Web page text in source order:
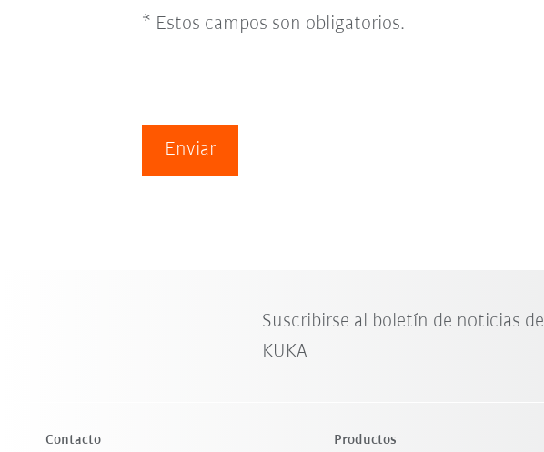
* Estos campos son obligatorios.
Enviar
Suscribirse al boletín de noticias de
KUKA
Contacto Productos